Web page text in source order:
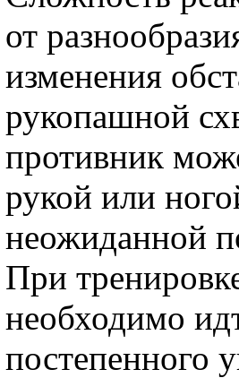
от
изменения
рукопашной
противник
рукой или
неожиданной
При
необходимо
постепенного